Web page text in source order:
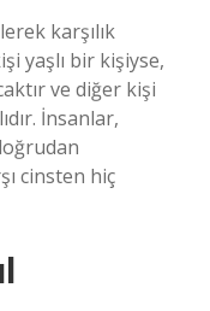
karşılık
yaşlı bir kişiyse,
ve diğer kişi
İnsanlar,
cinsten hiç